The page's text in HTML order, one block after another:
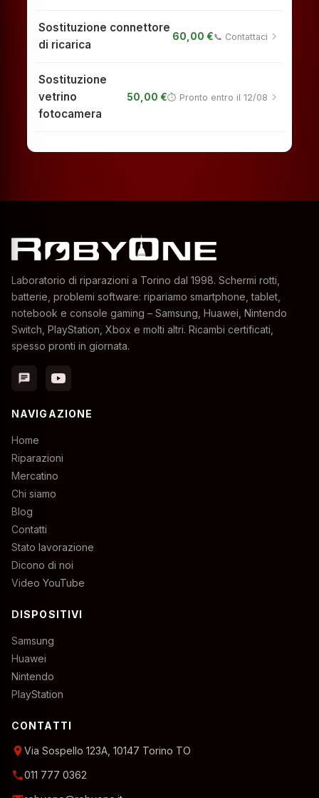
Sostituzione connettore
di ricarica
60,00 €📞 Contattaci chevron_right
Sostituzione
vetrino
fotocamera
50,00 €⏱ Pronto entro il 12/08 chevron_right
Laboratorio di riparazioni a Torino dal 1998. Schermi rotti,
batterie, problemi software: ripariamo smartphone, tablet,
notebook e console gaming – Samsung, Huawei, Nintendo
Switch, PlayStation, Xbox e molti altri. Ricambi certificati,
spesso pronti in giornata.
chat
NAVIGAZIONE
Home
Riparazioni
Mercatino
Chi siamo
Blog
Contatti
Stato lavorazione
Dicono di noi
Video YouTube
DISPOSITIVI
Samsung
Huawei
Nintendo
PlayStation
CONTATTI
location_onVia Sospello 123A, 10147 Torino TO
phone011 777 0362